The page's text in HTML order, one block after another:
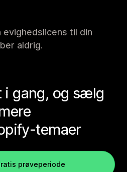
evighedslicens til din
aldrig.
i gang, og sælg
temaer
prøveperiode